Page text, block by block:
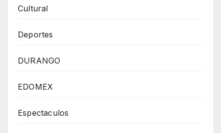
Cultural
Deportes
DURANGO
EDOMEX
Espectaculos